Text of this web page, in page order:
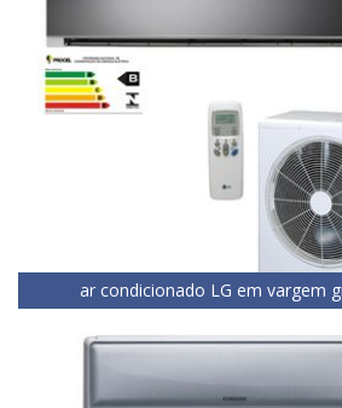
ar condicionado LG em vargem